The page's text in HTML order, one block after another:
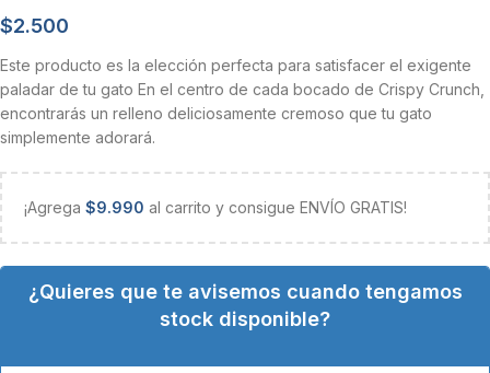
$2.500
Este producto es la elección perfecta para satisfacer el exigente
paladar de tu gato En el centro de cada bocado de Crispy Crunch,
encontrarás un relleno deliciosamente cremoso que tu gato
simplemente adorará.
¡Agrega $9.990 al carrito y consigue ENVÍO GRATIS!
¿Quieres que te avisemos cuando tengamos
stock disponible?